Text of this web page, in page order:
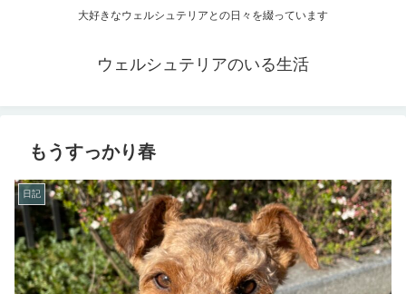
大好きなウェルシュテリアとの日々を綴っています
ウェルシュテリアのいる生活
もうすっかり春
日記